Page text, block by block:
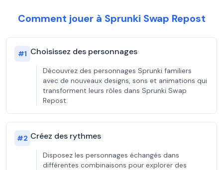
Comment jouer à Sprunki Swap Repost
#1 Choisissez des personnages
Découvrez des personnages Sprunki familiers
avec de nouveaux designs, sons et animations qui
transforment leurs rôles dans Sprunki Swap
Repost.
#2 Créez des rythmes
Disposez les personnages échangés dans
différentes combinaisons pour explorer des